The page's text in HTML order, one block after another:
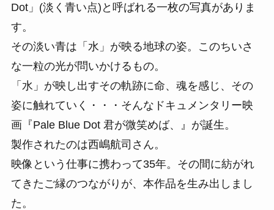
Dot」(淡く青い点)と呼ばれる一枚の写真がありま
す。
その淡い青は「水」が映る地球の姿。このちいさ
な一粒の光が問いかけるもの。
「水」が映し出すその軌跡に命、魂を感じ、その
姿に触れていく・・・そんなドキュメンタリー映
画『Pale Blue Dot 君が微笑めば、』が誕生。
製作されたのは西嶋航司さん。
映像という仕事に携わって35年。その間に紡がれ
てきたご縁のつながりが、本作品を生み出しまし
た。